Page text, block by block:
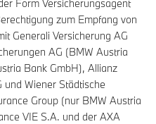
Form Versicherungsagent
zum Empfang von
Generali Versicherung AG
AG (BMW Austria
Bank GmbH), Allianz
und Wiener Städtische
Group (nur BMW Austria
VIE S.A. und der AXA